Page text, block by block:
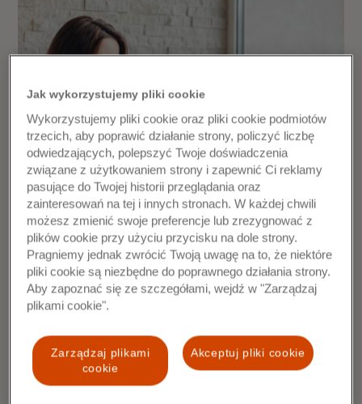
Polki a przedsiębiorczość: wiele
marzy o własnym biznesie, ale brak
wiary w siebie wstrzymuje je przed
- Niemal połowa respondentek z Polski rozważała
założenie lub prowadzenie firmy, ale jedna trzecia
Jak wykorzystujemy pliki cookie
Wykorzystujemy pliki cookie oraz pliki cookie podmiotów
trzecich, aby poprawić działanie strony, policzyć liczbę
odwiedzających, polepszyć Twoje doświadczenia
związane z użytkowaniem strony i zapewnić Ci reklamy
pasujące do Twojej historii przeglądania oraz
zainteresowań na tej i innych stronach. W każdej chwili
możesz zmienić swoje preferencje lub zrezygnować z
plików cookie przy użyciu przycisku na dole strony.
Pragniemy jednak zwrócić Twoją uwagę na to, że niektóre
pliki cookie są niezbędne do poprawnego działania strony.
Aby zapoznać się ze szczegółami, wejdź w "Zarządzaj
plikami cookie".
Akceptuj pliki cookie
Zarządzaj plikami
cookie